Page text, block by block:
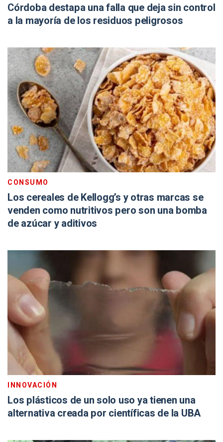
Córdoba destapa una falla que deja sin control
a la mayoría de los residuos peligrosos
CONSUMO
Los cereales de Kellogg’s y otras marcas se
venden como nutritivos pero son una bomba
de azúcar y aditivos
INNOVACIÓN
Los plásticos de un solo uso ya tienen una
alternativa creada por científicas de la UBA